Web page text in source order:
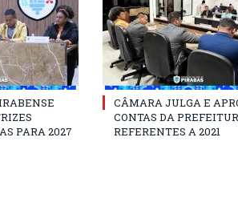
PARA 2027
CÂMARA JULGA E
CONTAS DA
REFERENTES A 2021